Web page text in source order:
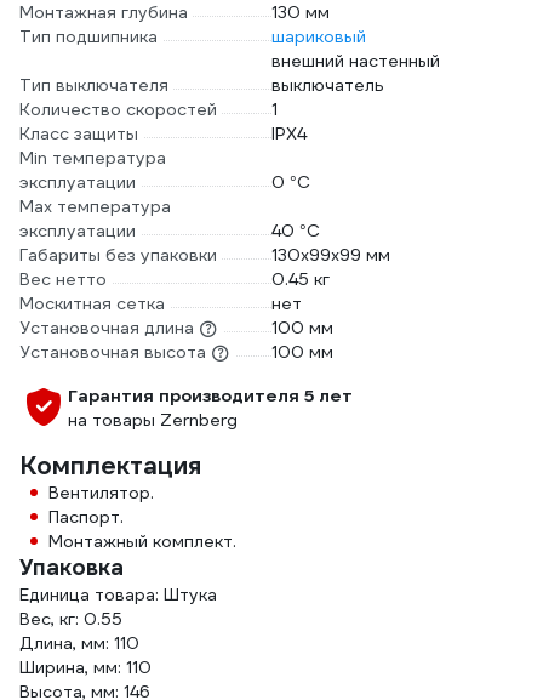
Монтажная глубина
130 мм
Тип подшипника
шариковый
Тип выключателя
внешний настенный
выключатель
Количество скоростей
1
Класс защиты
IPХ4
Min температура
эксплуатации
0 °С
Max температура
эксплуатации
40 °С
Габариты без упаковки
130x99x99 мм
Вес нетто
0.45 кг
Москитная сетка
нет
Установочная длина
100 мм
Установочная высота
100 мм
Гарантия производителя 5 лет
на товары Zernberg
Комплектация
Вентилятор.
Паспорт.
Монтажный комплект.
Упаковка
Единица товара: Штука
Вес, кг: 0.55
Длина, мм: 110
Ширина, мм: 110
Высота, мм: 146